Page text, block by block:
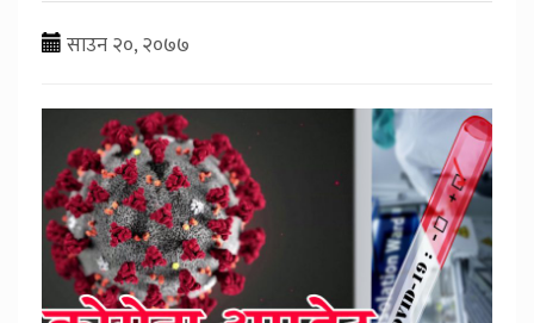
साउन २०, २०७७